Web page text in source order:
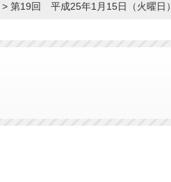
> 第19回 平成25年1月15日（火曜日）